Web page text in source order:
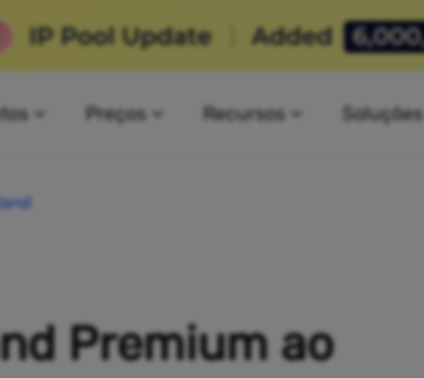
Preços Recursos Soluções
Premium ao